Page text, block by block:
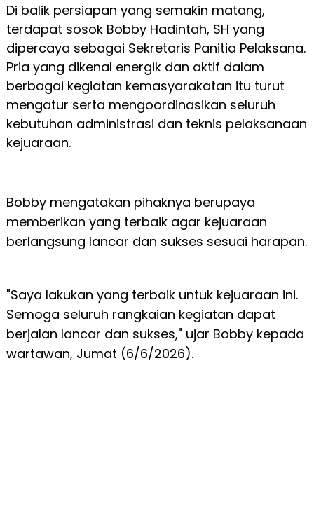
Di balik persiapan yang semakin matang,
terdapat sosok Bobby Hadintah, SH yang
dipercaya sebagai Sekretaris Panitia Pelaksana.
Pria yang dikenal energik dan aktif dalam
berbagai kegiatan kemasyarakatan itu turut
mengatur serta mengoordinasikan seluruh
kebutuhan administrasi dan teknis pelaksanaan
kejuaraan.
Bobby mengatakan pihaknya berupaya
memberikan yang terbaik agar kejuaraan
berlangsung lancar dan sukses sesuai harapan.
"Saya lakukan yang terbaik untuk kejuaraan ini.
Semoga seluruh rangkaian kegiatan dapat
berjalan lancar dan sukses," ujar Bobby kepada
wartawan, Jumat (6/6/2026).